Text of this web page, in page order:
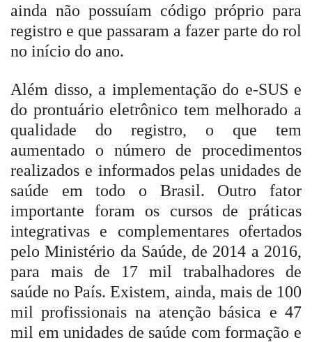
ainda não possuíam código próprio para
registro e que passaram a fazer parte do rol
no início do ano.
Além disso, a implementação do e-SUS e
do prontuário eletrônico tem melhorado a
qualidade do registro, o que tem
aumentado o número de procedimentos
realizados e informados pelas unidades de
saúde em todo o Brasil. Outro fator
importante foram os cursos de práticas
integrativas e complementares ofertados
pelo Ministério da Saúde, de 2014 a 2016,
para mais de 17 mil trabalhadores de
saúde no País. Existem, ainda, mais de 100
mil profissionais na atenção básica e 47
mil em unidades de saúde com formação e